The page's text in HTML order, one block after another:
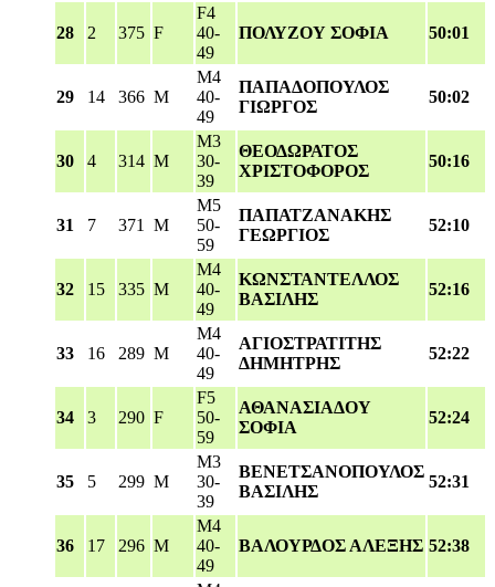
28 2 375 F
F4
40-
49
ΠΟΛΥΖΟΥ ΣΟΦΙΑ 50:01
29 14 366 M
M4
40-
49
ΠΑΠΑΔΟΠΟΥΛΟΣ
ΓΙΩΡΓΟΣ
50:02
30 4 314 M
M3
30-
39
ΘΕΟΔΩΡΑΤΟΣ
ΧΡΙΣΤΟΦΟΡΟΣ
50:16
31 7 371 M
M5
50-
59
ΠΑΠΑΤΖΑΝΑΚΗΣ
ΓΕΩΡΓΙΟΣ
52:10
32 15 335 M
M4
40-
49
ΚΩΝΣΤΑΝΤΕΛΛΟΣ
ΒΑΣΙΛΗΣ
52:16
33 16 289 M
M4
40-
49
ΑΓΙΟΣΤΡΑΤΙΤΗΣ
ΔΗΜΗΤΡΗΣ
52:22
34 3 290 F
F5
50-
59
ΑΘΑΝΑΣΙΑΔΟΥ
ΣΟΦΙΑ
52:24
35 5 299 M
M3
30-
39
ΒΕΝΕΤΣΑΝΟΠΟΥΛΟΣ
ΒΑΣΙΛΗΣ
52:31
36 17 296 M
M4
40-
49
ΒΑΛΟΥΡΔΟΣ ΑΛΕΞΗΣ 52:38